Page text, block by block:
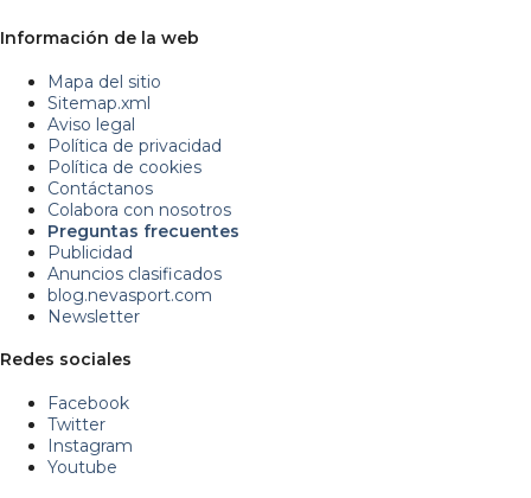
Información de la web
Mapa del sitio
Sitemap.xml
Aviso legal
Política de privacidad
Política de cookies
Contáctanos
Colabora con nosotros
Preguntas frecuentes
Publicidad
Anuncios clasificados
blog.nevasport.com
Newsletter
Redes sociales
Facebook
Twitter
Instagram
Youtube